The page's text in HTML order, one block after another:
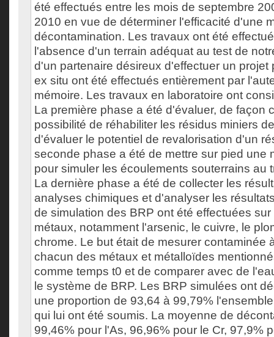
été effectués entre les mois de septembre
2010 en vue de déterminer l'efficacité d'une
décontamination. Les travaux ont été
l'absence d'un terrain adéquat au test de
d'un partenaire désireux d'effectuer un projet
ex situ ont été effectués entièrement par
mémoire. Les travaux en laboratoire ont
La première phase a été d'évaluer, de façon
possibilité de réhabiliter les résidus miniers
d'évaluer le potentiel de revalorisation d'un
seconde phase a été de mettre sur pied une
pour simuler les écoulements souterrains au
La dernière phase a été de collecter les
analyses chimiques et d'analyser les
de simulation des BRP ont été effectuées
métaux, notamment l'arsenic, le cuivre, le
chrome. Le but était de mesurer contaminée
chacun des métaux et métalloïdes
comme temps t0 et de comparer avec de
le système de BRP. Les BRP simulées ont
une proportion de 93,64 à 99,79%
qui lui ont été soumis. La moyenne de
99,46% pour l'As, 96,96% pour le Cr, 97,9%